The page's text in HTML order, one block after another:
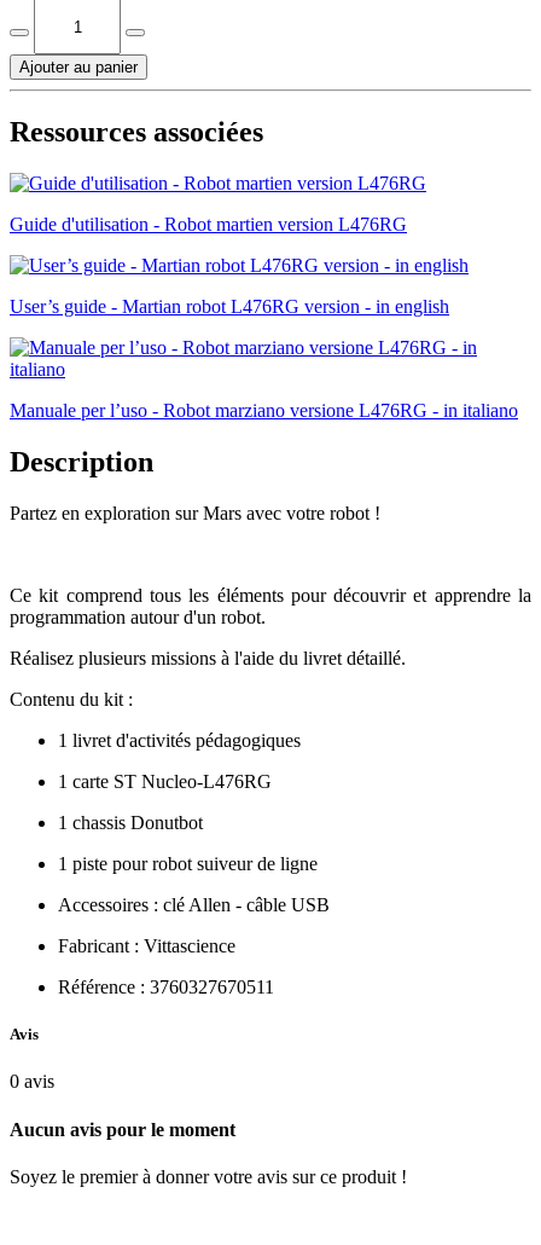
Ajouter au panier
Ressources associées
Guide d'utilisation - Robot martien version L476RG
User’s guide - Martian robot L476RG version - in english
Manuale per l’uso - Robot marziano versione L476RG - in italiano
Description
Partez en exploration sur Mars avec votre robot !
Ce kit comprend tous les éléments pour découvrir et apprendre la
programmation autour d'un robot.
Réalisez plusieurs missions à l'aide du livret détaillé.
Contenu du kit :
1 livret d'activités pédagogiques
1 carte ST Nucleo-L476RG
1 chassis Donutbot
1 piste pour robot suiveur de ligne
Accessoires : clé Allen - câble USB
Fabricant : Vittascience
Référence : 3760327670511
Avis
0 avis
Aucun avis pour le moment
Soyez le premier à donner votre avis sur ce produit !